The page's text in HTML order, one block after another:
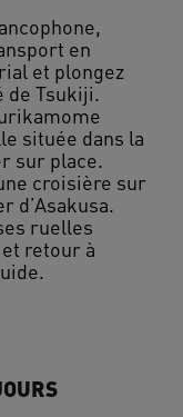
en
et plongez
de Tsukiji.
située dans la
sur place.
croisière sur
d’Asakusa.
ruelles
retour à